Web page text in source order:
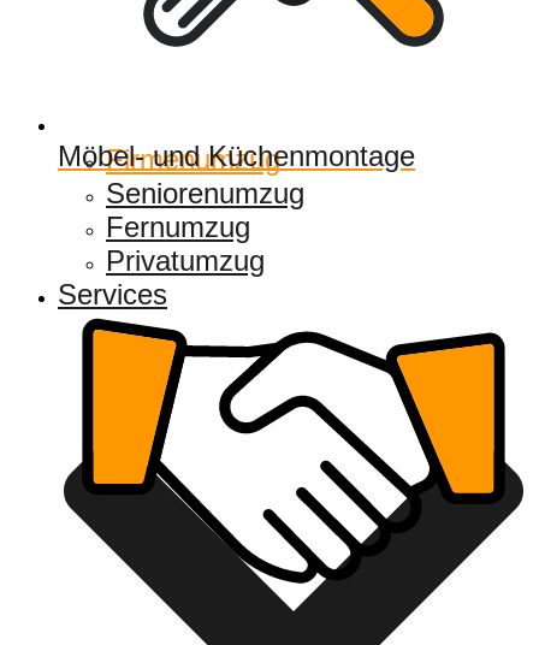
Firmenumzug
Seniorenumzug
Fernumzug
Privatumzug
Services
Möbel- und Küchenmontage